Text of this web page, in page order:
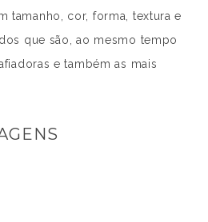
tamanho, cor, forma, textura e
que são, ao mesmo tempo
e também as mais